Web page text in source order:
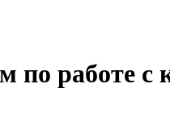
по работе